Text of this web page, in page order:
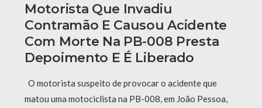
Motorista Que Invadiu
Contramão E Causou Acidente
Com Morte Na PB-008 Presta
Depoimento E É Liberado
O motorista suspeito de provocar o acidente que
matou uma motociclista na PB-008, em João Pessoa,